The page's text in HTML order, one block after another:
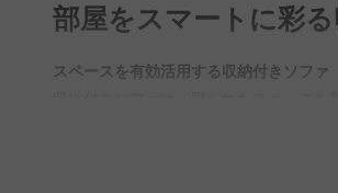
ルやオットマンタイプもおすすめで、移
Q. 座り心地と収納力、どちらを優先
部屋をスマートに彩
スペースを有効活用する収納付きソファ
演出します。小物や季節物をすっきり